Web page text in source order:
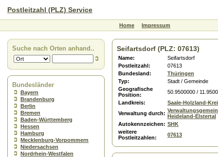
Postleitzahl (PLZ) Service
Home Impressum
Suche nach Orten anhand..
Bundesländer
Bayern
Brandenburg
Berlin
Bremen
Baden-Württemberg
Hessen
Hamburg
Mecklenburg-Vorpommern
Niedersachsen
Nordrhein-Westfalen
Seifartsdorf (PLZ: 07613)
Name:
Seifartsdorf
Postleitzahl:
07613
Bundesland:
Thüringen
Typ:
Stadt / Gemeinde
Geografische
Position:
50.9500000 /
Landkreis:
Saale-Holzland-
Verwaltung durch: Heideland-Elstertal
Autokennzeichen: SHK
weitere
Postleitzahlen:
07613